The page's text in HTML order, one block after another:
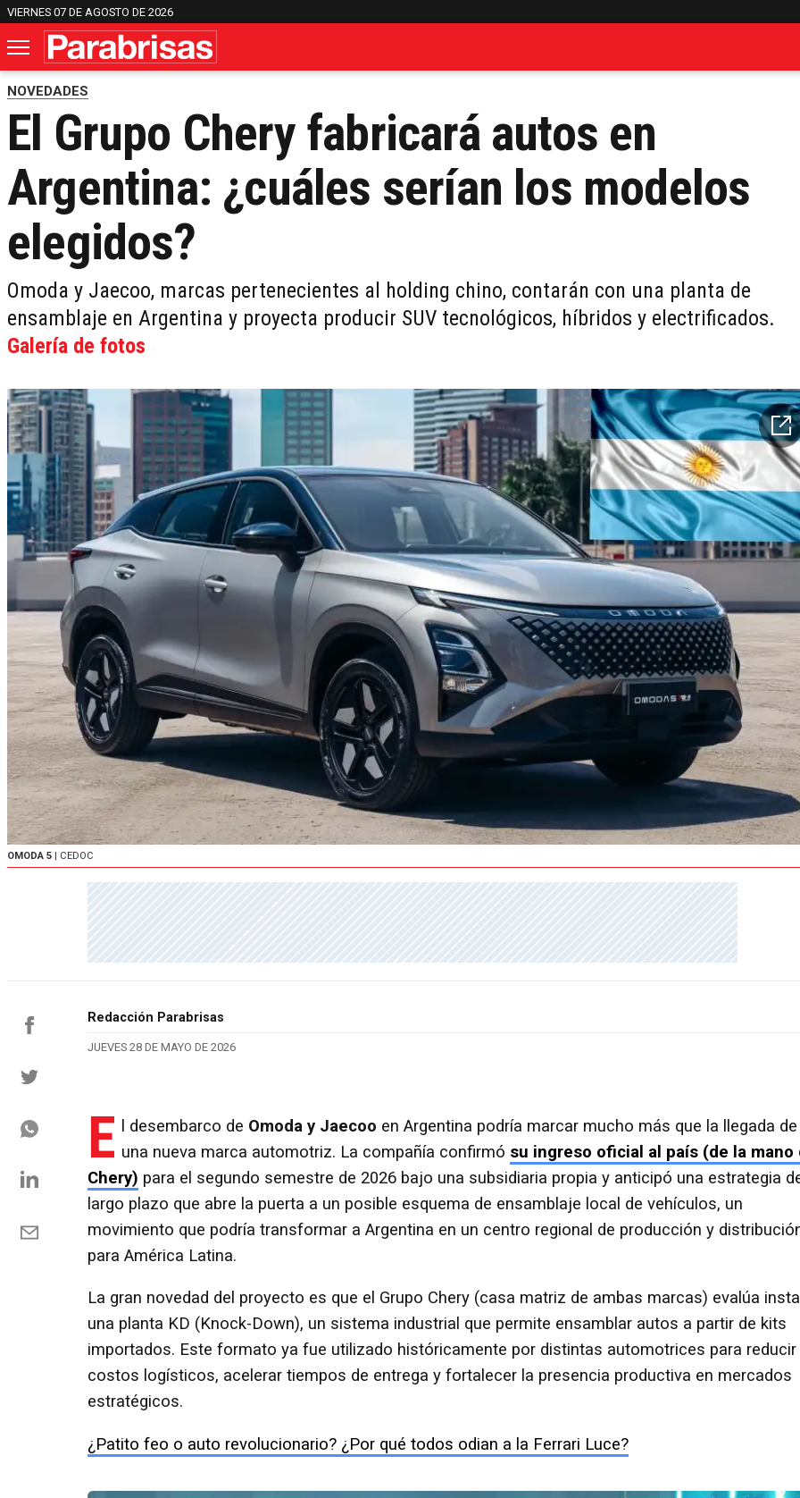
VIERNES 07 DE AGOSTO DE 2026
NOVEDADES
El Grupo Chery fabricará autos en
Argentina: ¿cuáles serían los modelos
elegidos?
Omoda y Jaecoo, marcas pertenecientes al holding chino, contarán con una planta de
ensamblaje en Argentina y proyecta producir SUV tecnológicos, híbridos y electrificados.
Galería de fotos
OMODA 5 | CEDOC
Redacción Parabrisas
JUEVES 28 DE MAYO DE 2026
E l desembarco de Omoda y Jaecoo en Argentina podría marcar mucho más que la llegada de
una nueva marca automotriz. La compañía confirmó su ingreso oficial al país (de la mano
Chery) para el segundo semestre de 2026 bajo una subsidiaria propia y anticipó una estrategia
largo plazo que abre la puerta a un posible esquema de ensamblaje local de vehículos, un
movimiento que podría transformar a Argentina en un centro regional de producción y
para América Latina.
La gran novedad del proyecto es que el Grupo Chery (casa matriz de ambas marcas) evalúa
una planta KD (Knock-Down), un sistema industrial que permite ensamblar autos a partir de kits
importados. Este formato ya fue utilizado históricamente por distintas automotrices para reducir
costos logísticos, acelerar tiempos de entrega y fortalecer la presencia productiva en mercados
estratégicos.
¿Patito feo o auto revolucionario? ¿Por qué todos odian a la Ferrari Luce?